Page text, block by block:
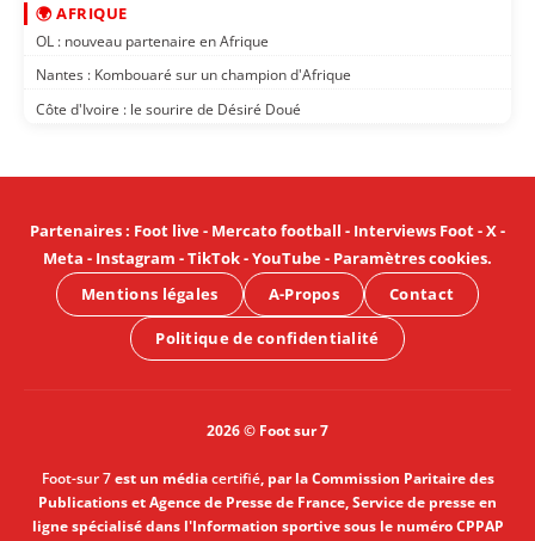
🌍 AFRIQUE
OL : nouveau partenaire en Afrique
Nantes : Kombouaré sur un champion d'Afrique
Côte d'Ivoire : le sourire de Désiré Doué
Partenaires: Foot live- Mercato football - Interviews Foot-X-
Meta - Instagram -TikTok-YouTube- Paramètres cookies.
Mentions légales
A-Propos Contact
Politique de confidentialité
2026 © Foot sur 7
Foot-sur 7est un médiacertifié, par la Commission Paritaire des
Publications et Agence de Presse de France, Service de presse en
ligne spécialisé dans l'Information sportive sous le numéro CPPAP